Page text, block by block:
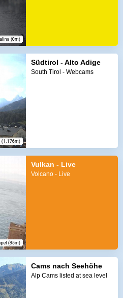
Südtirol - Alto Adige
South Tirol - Webcams
Vulkan - Live
Volcano - Live
Cams nach Seehöhe
Alp Cams listed at sea level